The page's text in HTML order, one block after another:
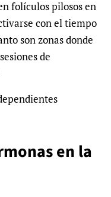
folículos pilosos en
con el tiempo
son zonas donde
de
en la